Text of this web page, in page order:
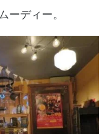
ーディー。